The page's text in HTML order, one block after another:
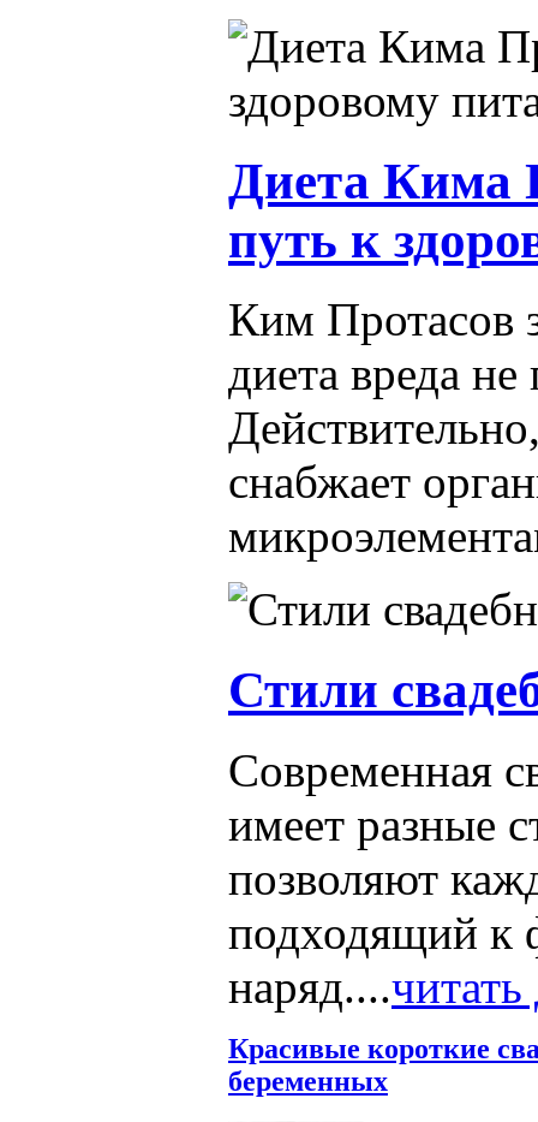
Диета Кима
путь к
Ким Протасов
диета вреда не
снабжает
Стили
Современная
имеет разные
позволяют
подходящий к
наряд....читать
Красивые короткие
беременных